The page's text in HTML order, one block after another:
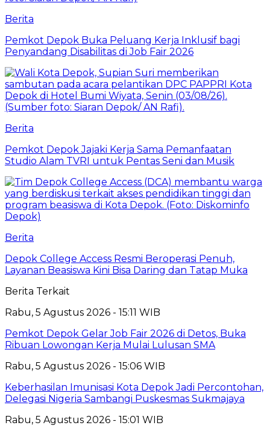
Berita
Pemkot Depok Buka Peluang Kerja Inklusif bagi
Penyandang Disabilitas di Job Fair 2026
Berita
Pemkot Depok Jajaki Kerja Sama Pemanfaatan
Studio Alam TVRI untuk Pentas Seni dan Musik
Berita
Depok College Access Resmi Beroperasi Penuh,
Layanan Beasiswa Kini Bisa Daring dan Tatap Muka
Berita Terkait
Rabu, 5 Agustus 2026 - 15:11 WIB
Pemkot Depok Gelar Job Fair 2026 di Detos, Buka
Ribuan Lowongan Kerja Mulai Lulusan SMA
Rabu, 5 Agustus 2026 - 15:06 WIB
Keberhasilan Imunisasi Kota Depok Jadi Percontohan,
Delegasi Nigeria Sambangi Puskesmas Sukmajaya
Rabu, 5 Agustus 2026 - 15:01 WIB